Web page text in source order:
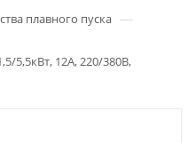
плавного пуска —
5,5кВт, 12А, 220/380В,